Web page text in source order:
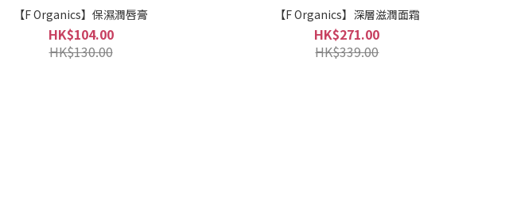
【F Organics】保濕潤唇膏
HK$104.00
HK$130.00
【F Organics】深層滋潤面霜
HK$271.00
HK$339.00